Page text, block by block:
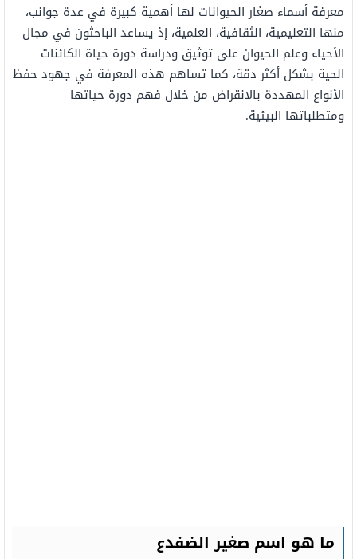
معرفة أسماء صغار الحيوانات لها أهمية كبيرة في عدة جوانب،
منها التعليمية، الثقافية، العلمية، إذ يساعد الباحثون في مجال
الأحياء وعلم الحيوان على توثيق ودراسة دورة حياة الكائنات
الحية بشكل أكثر دقة، كما تساهم هذه المعرفة في جهود حفظ
الأنواع المهددة بالانقراض من خلال فهم دورة حياتها
ومتطلباتها البيئية.
ما هو اسم صغير الضفدع